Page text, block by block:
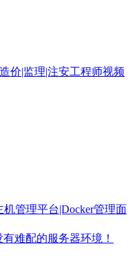
价|监理|注安工程师视频
管理平台|Docker管理面
难配的服务器环境！